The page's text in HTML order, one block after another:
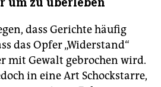
dass Gerichte häufig
das Opfer „Widerstand“
mit Gewalt gebrochen wird.
in eine Art Schockstarre,